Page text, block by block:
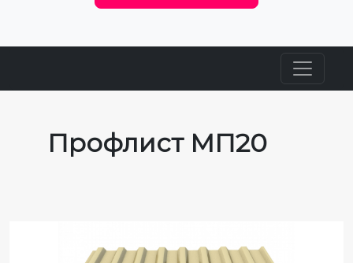
Профлист МП20